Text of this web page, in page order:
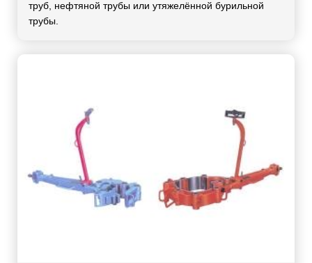
труб, нефтяной трубы или утяжелённой бурильной
трубы.